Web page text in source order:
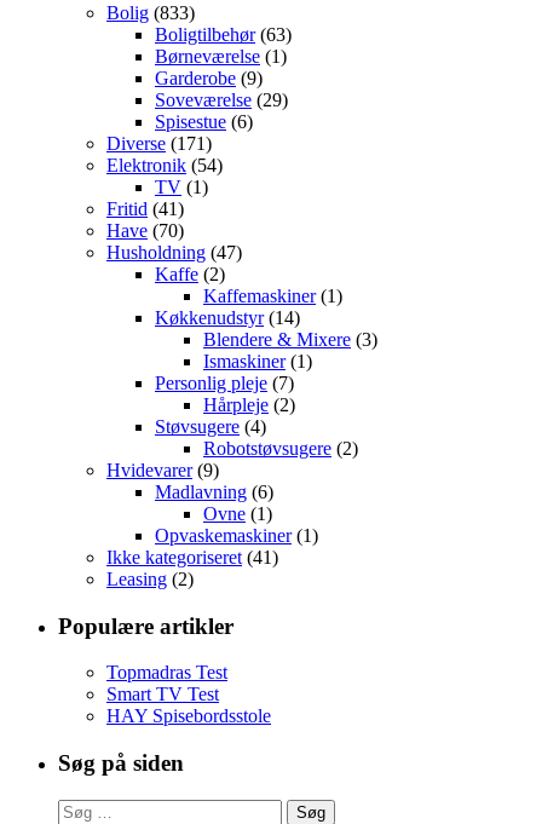
Bolig (833)
Boligtilbehør(63)
Børneværelse (1)
Garderobe (9)
Soveværelse (29)
Spisestue (6)
Diverse (171)
Elektronik (54)
TV (1)
Fritid (41)
Have (70)
Husholdning (47)
Kaffe (2)
Kaffemaskiner(1)
Køkkenudstyr(14)
Blendere & Mixere (3)
Ismaskiner(1)
Personlig pleje (7)
Hårpleje (2)
Støvsugere (4)
Robotstøvsugere (2)
Hvidevarer(9)
Madlavning (6)
Ovne (1)
Opvaskemaskiner(1)
Ikke kategoriseret (41)
Leasing (2)
Populære artikler
Topmadras Test
Smart TV Test
HAY Spisebordsstole
Søg på siden
Søg